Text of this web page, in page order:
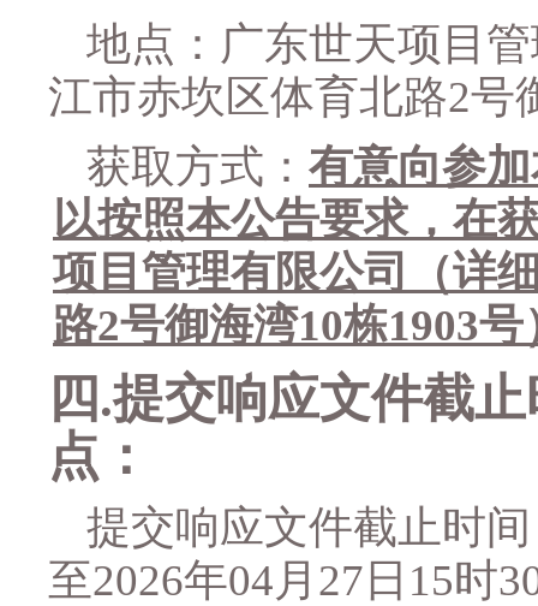
地点： 广东世天项目
江市赤坎区体育北路2号
获取方式： 有意向参
以按照本公告要求，在
项目管理有限公司（详
路2号御海湾10栋1903号
四.提交响应文件截
点：
提交响应文件截止时
至2026年04月 27 日 15时